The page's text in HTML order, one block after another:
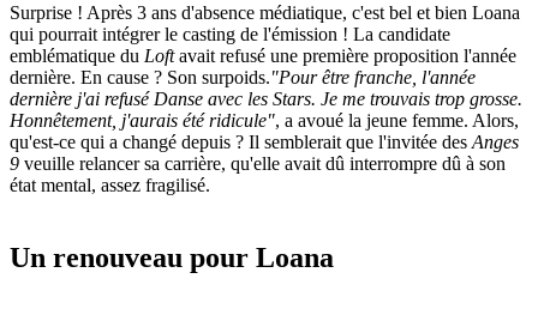
Surprise ! Après 3 ans d'absence médiatique, c'est bel et bien Loana
qui pourrait intégrer le casting de l'émission ! La candidate
emblématique du Loftavait refusé une première proposition l'année
dernière. En cause ? Son surpoids."Pour être franche, l'année
dernière j'ai refusé Danse avec les Stars. Je me trou­vais trop grosse.
Honnê­te­ment, j'aurais été ridi­cule", a avoué la jeune femme. Alors,
qu'est-ce qui a changé depuis ? Il semblerait que l'invitée des Anges
9 veuille relancer sa carrière, qu'elle avait dû interrompre dû à son
état mental, assez fragilisé.
Un renouveau pour Loana